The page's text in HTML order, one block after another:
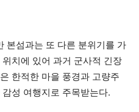
본섬과는 또 다른 분위기를 가
치에 있어 과거 군사적 긴장
한적한 마을 풍경과 고량주
성 여행지로 주목받는다.